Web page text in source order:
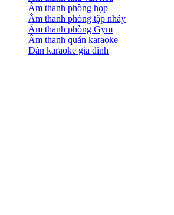
Âm thanh phòng họp
Âm thanh phòng tập nhảy
Âm thanh phòng Gym
Âm thanh quán karaoke
Dàn karaoke gia đình